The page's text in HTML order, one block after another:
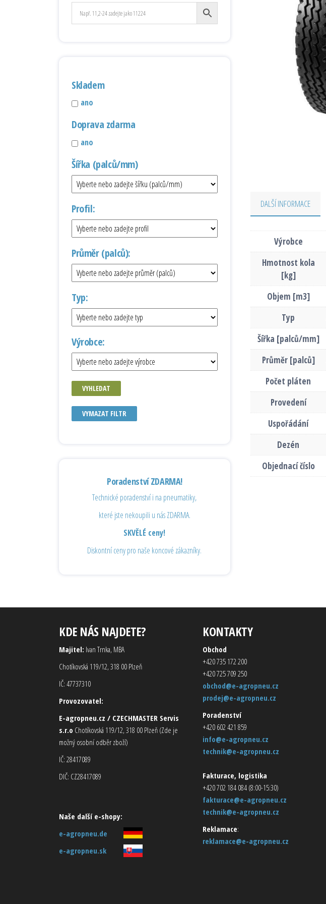
DALŠÍ INFORMACE
Výrobce
Hmotnost kola
[kg]
Objem [m3]
Typ
Šířka [palců/mm]
Průměr [palců]
Počet pláten
Provedení
Uspořádání
Dezén
Objednací číslo
Skladem
ano
Doprava zdarma
ano
Šířka (palců/mm)
Profil:
Průměr (palců):
Typ:
Výrobce:
VYHLEDAT
VYMAZAT FILTR
Poradenství ZDARMA!
Technické poradenství i na pneumatiky,
které jste nekoupili u nás ZDARMA.
SKVĚLÉ ceny!
Diskontní ceny pro naše koncové zákazníky.
KDE NÁS NAJDETE?
Majitel: Ivan Trnka, MBA
Chotíkovská 119/12, 318 00 Plzeň
IČ: 47737310
Provozovatel:
E-agropneu.cz / CZECHMASTER Servis
s.r.o Chotíkovská 119/12, 318 00 Plzeň (Zde je
možný osobní odběr zboží)
IČ: 28417089
DIČ: CZ28417089
Naše další e-shopy:
e-agropneu.de
e-agropneu.sk
KONTAKTY
Obchod
+420 735 172 200
+420 725 709 250
obchod@e-agropneu.cz
prodej@e-agropneu.cz
Poradenství
+420 602 421 859
info@e-agropneu.cz
technik@e-agropneu.cz
Fakturace, logistika
+420 702 184 084 (8:00-15:30)
fakturace@e-agropneu.cz
technik@e-agropneu.cz
Reklamace:
reklamace@e-agropneu.cz